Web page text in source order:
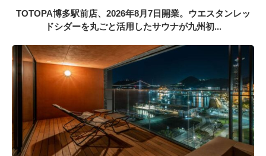
TOTOPA博多駅前店、2026年8月7日開業。ウエスタンレッ
ドシダーを丸ごと活用したサウナが九州初...